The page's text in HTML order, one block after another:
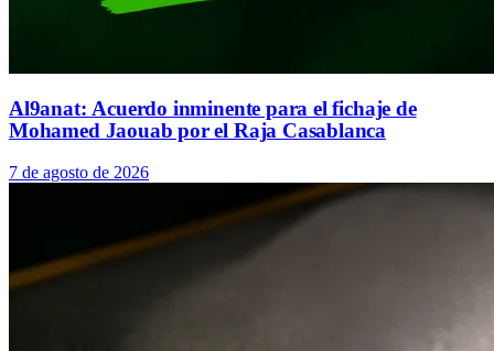
Al9anat: Acuerdo inminente para el fichaje de
Mohamed Jaouab por el Raja Casablanca
7 de agosto de 2026